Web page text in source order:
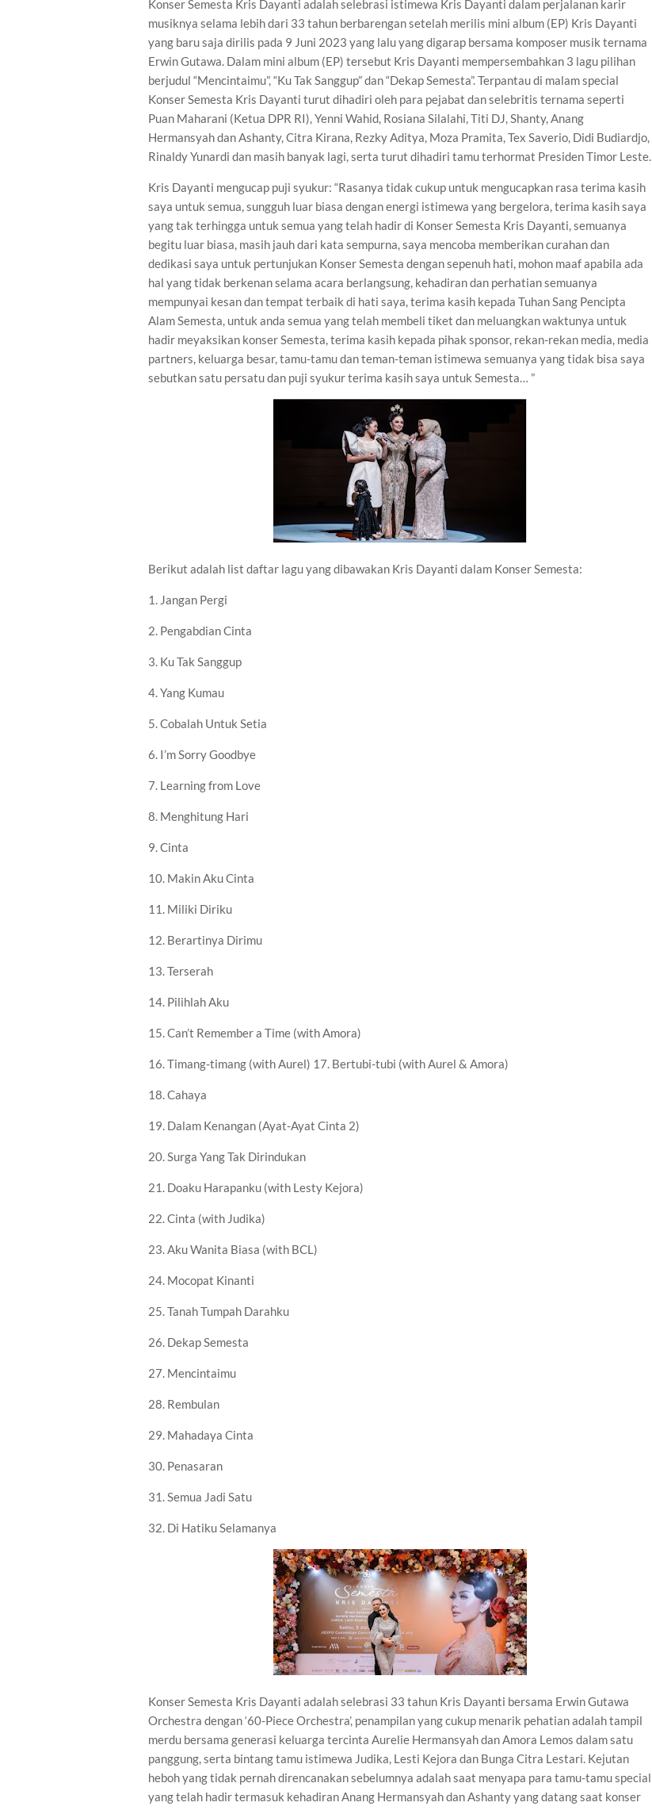
Konser Semesta Kris Dayanti adalah selebrasi istimewa Kris Dayanti dalam perjalanan karir
musiknya selama lebih dari 33 tahun berbarengan setelah merilis mini album (EP) Kris Dayanti
yang baru saja dirilis pada 9 Juni 2023 yang lalu yang digarap bersama komposer musik ternama
Erwin Gutawa. Dalam mini album (EP) tersebut Kris Dayanti mempersembahkan 3 lagu pilihan
berjudul “Mencintaimu”, “Ku Tak Sanggup” dan “Dekap Semesta”. Terpantau di malam special
Konser Semesta Kris Dayanti turut dihadiri oleh para pejabat dan selebritis ternama seperti
Puan Maharani (Ketua DPR RI), Yenni Wahid, Rosiana Silalahi, Titi DJ, Shanty, Anang
Hermansyah dan Ashanty, Citra Kirana, Rezky Aditya, Moza Pramita, Tex Saverio, Didi Budiardjo,
Rinaldy Yunardi dan masih banyak lagi, serta turut dihadiri tamu terhormat Presiden Timor Leste.
Kris Dayanti mengucap puji syukur: “Rasanya tidak cukup untuk mengucapkan rasa terima kasih
saya untuk semua, sungguh luar biasa dengan energi istimewa yang bergelora, terima kasih saya
yang tak terhingga untuk semua yang telah hadir di Konser Semesta Kris Dayanti, semuanya
begitu luar biasa, masih jauh dari kata sempurna, saya mencoba memberikan curahan dan
dedikasi saya untuk pertunjukan Konser Semesta dengan sepenuh hati, mohon maaf apabila ada
hal yang tidak berkenan selama acara berlangsung, kehadiran dan perhatian semuanya
mempunyai kesan dan tempat terbaik di hati saya, terima kasih kepada Tuhan Sang Pencipta
Alam Semesta, untuk anda semua yang telah membeli tiket dan meluangkan waktunya untuk
hadir meyaksikan konser Semesta, terima kasih kepada pihak sponsor, rekan-rekan media, media
partners, keluarga besar, tamu-tamu dan teman-teman istimewa semuanya yang tidak bisa saya
sebutkan satu persatu dan puji syukur terima kasih saya untuk Semesta… ”
Berikut adalah list daftar lagu yang dibawakan Kris Dayanti dalam Konser Semesta:
1. Jangan Pergi
2. Pengabdian Cinta
3. Ku Tak Sanggup
4. Yang Kumau
5. Cobalah Untuk Setia
6. I’m Sorry Goodbye
7. Learning from Love
8. Menghitung Hari
9. Cinta
10. Makin Aku Cinta
11. Miliki Diriku
12. Berartinya Dirimu
13. Terserah
14. Pilihlah Aku
15. Can’t Remember a Time (with Amora)
16. Timang-timang (with Aurel) 17. Bertubi-tubi (with Aurel & Amora)
18. Cahaya
19. Dalam Kenangan (Ayat-Ayat Cinta 2)
20. Surga Yang Tak Dirindukan
21. Doaku Harapanku (with Lesty Kejora)
22. Cinta (with Judika)
23. Aku Wanita Biasa (with BCL)
24. Mocopat Kinanti
25. Tanah Tumpah Darahku
26. Dekap Semesta
27. Mencintaimu
28. Rembulan
29. Mahadaya Cinta
30. Penasaran
31. Semua Jadi Satu
32. Di Hatiku Selamanya
Konser Semesta Kris Dayanti adalah selebrasi 33 tahun Kris Dayanti bersama Erwin Gutawa
Orchestra dengan ‘60-Piece Orchestra’, penampilan yang cukup menarik pehatian adalah tampil
merdu bersama generasi keluarga tercinta Aurelie Hermansyah dan Amora Lemos dalam satu
panggung, serta bintang tamu istimewa Judika, Lesti Kejora dan Bunga Citra Lestari. Kejutan
heboh yang tidak pernah direncanakan sebelumnya adalah saat menyapa para tamu-tamu special
yang telah hadir termasuk kehadiran Anang Hermansyah dan Ashanty yang datang saat konser